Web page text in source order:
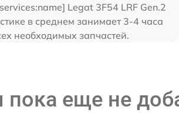
Legat 3F54 LRF Gen.2
в среднем занимает 3-4 часа
необходимых запчастей.
еще не